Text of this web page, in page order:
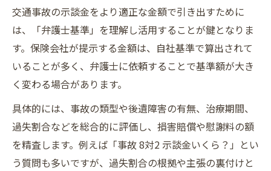
交通事故の示談金をより適正な金額で引き出すために
は、「弁護士基準」を理解し活用することが鍵となりま
す。保険会社が提示する金額は、自社基準で算出されて
いることが多く、弁護士に依頼することで基準額が大き
く変わる場合があります。
具体的には、事故の類型や後遺障害の有無、治療期間、
過失割合などを総合的に評価し、損害賠償や慰謝料の額
を精査します。例えば「事故 8対2 示談金いくら？」とい
う質問も多いですが、過失割合の根拠や主張の裏付けと